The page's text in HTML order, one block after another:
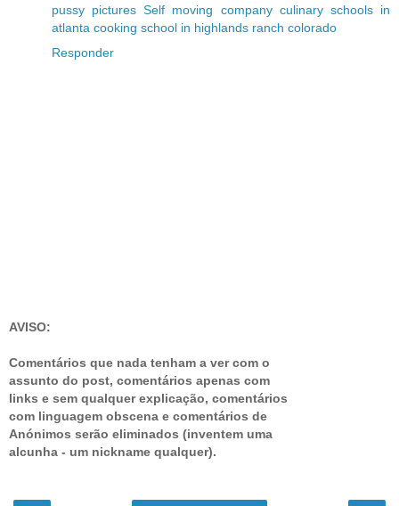
pussy pictures Self moving company culinary schools in
atlanta cooking school in highlands ranch colorado
Responder
AVISO:
Comentários que nada tenham a ver com o
assunto do post, comentários apenas com
links e sem qualquer explicação, comentários
com linguagem obscena e comentários de
Anónimos serão eliminados (inventem uma
alcunha - um nickname qualquer).